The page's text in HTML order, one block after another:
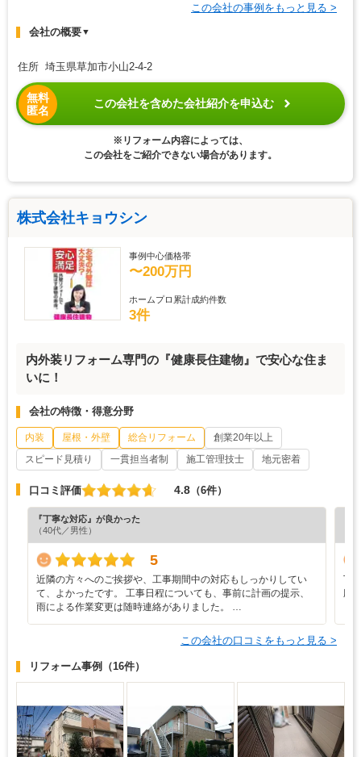
この会社の事例をもっと見る >
会社の概要▼
住所 埼玉県草加市小山2-4-2
無料
匿名
この会社を含めた会社紹介を申込む
※リフォーム内容によっては、
この会社をご紹介できない場合があります。
株式会社キョウシン
事例中心価格帯
〜200万円
ホームプロ累計成約件数
3件
内外装リフォーム専門の『健康長住建物』で安心な住ま
いに！
会社の特徴・得意分野
内装 屋根・外壁 総合リフォーム
創業20年以上
スピード見積り
一貫担当者制 施工管理技士 地元密着
口コミ評価 4.8 （6件）
『丁寧な対応』が良かった
（40代／男性）
5
近隣の方々へのご挨拶や、工事期間中の対応もしっかりしてい
て、よかったです。 工事日程についても、事前に計画の提示、
雨による作業変更は随時連絡がありました。 …
丁
応
この会社の口コミをもっと見る >
リフォーム事例 （16件）